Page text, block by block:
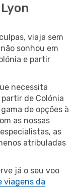
viaja sem
sonhou em
e partir
necessita
de Colónia
de opções à
as nossas
as
atribuladas
já o seu voo
viagens da